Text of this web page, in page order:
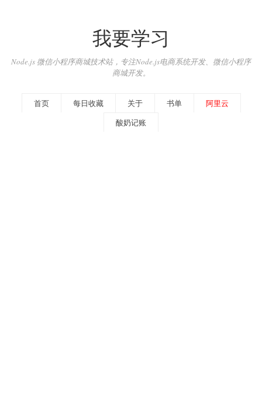
我要学习
Node.js 微信小程序商城技术站，专注Node.js电商系统开发、微信小程序
商城开发。
首页 每日收藏 关于 书单
阿里云
酸奶记账